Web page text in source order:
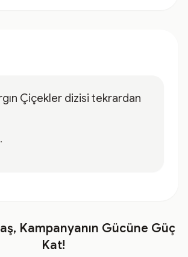
Çiçekler dizisi tekrardan
Kampanyanın Gücüne Güç
Kat!